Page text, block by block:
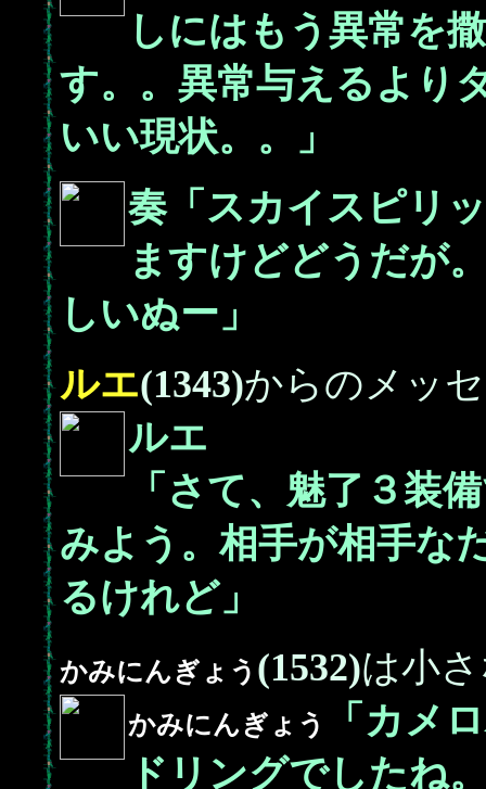
しにはもう異常を
す。。異常与えるより
いい現状。。」
奏「スカイスピリ
ますけどどうだが
しいぬー」
ルエ(1343)からのメッ
ルエ
「さて、魅了３装
みよう。相手が相手な
るけれど」
かみにんぎょう (1532)は小
かみにんぎょう
「カメ
ドリングでしたね